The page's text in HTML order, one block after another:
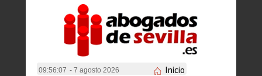
09:56:07 - 7 agosto 2026 Inicio